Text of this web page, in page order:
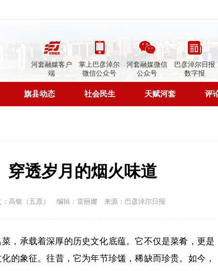
河套融媒客户
端
掌上巴彦淖尔
微信公众号
河套融媒微信
公众号
巴彦淖尔日报
数字报
旗县动态 社会民生 天赋河套 评
透岁月的烟火味道
：高银（五原） 编辑：雷丽娜 来源：巴彦淖尔日报
，承载着深厚的历史文化底蕴。它不仅是菜肴，更是
的象征。往昔，它为年节珍馐，稀缺而珍贵。如今，